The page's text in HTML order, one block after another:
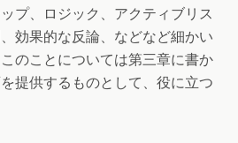
プ、ロジック、アクティブリス
効果的な反論、などなど細かい
のことについては第三章に書か
提供するものとして、役に立つ